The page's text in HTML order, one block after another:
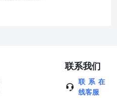
联系我们
联系在
线客服